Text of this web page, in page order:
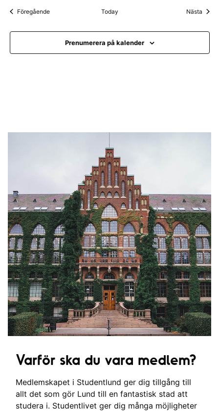
r
FöregåendeEvenemang Today Nästa
Prenumerera på kalender
Varför ska du vara medlem?
Medlemskapet i Studentlund ger dig tillgång till
allt det som gör Lund till en fantastisk stad att
studera i. Studentlivet ger dig många möjligheter